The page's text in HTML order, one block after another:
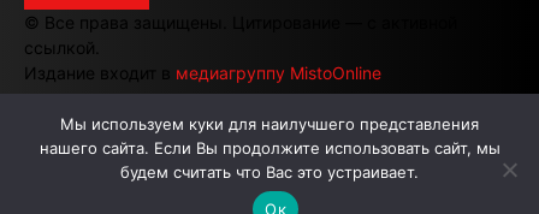
© Все права защищены. Цитирование — с активной
ссылкой.
Издание входит в медиагруппу MistoOnline
АВТОРЫ РЕКЛАМА НА САЙТЕ
Мы используем куки для наилучшего представления
нашего сайта. Если Вы продолжите использовать сайт, мы
будем считать что Вас это устраивает.
Ок